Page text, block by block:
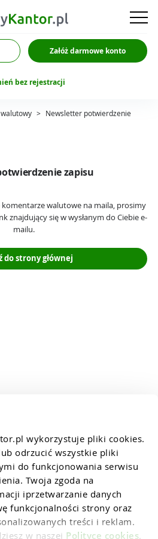
wykorzystuje pliki cookies.
odrzucić wszystkie pliki
do funkcjonowania serwisu
Twoja zgoda na
iprzetwarzanie danych
funkcjonalności strony oraz
treści i reklam.
w naszej Polityce cookies.
Załóż darmowe konto
bez rejestracji
walutowy > Newsletter potwierdzenie
zapisu
walutowe na maila, prosimy
znajdujący się w wysłanym do Ciebie e-
mailu.
do strony głównej